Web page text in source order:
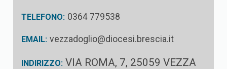
TELEFONO: 0364 779538
EMAIL: vezzadoglio@diocesi.brescia.it
INDIRIZZO: VIA ROMA, 7, 25059 VEZZA